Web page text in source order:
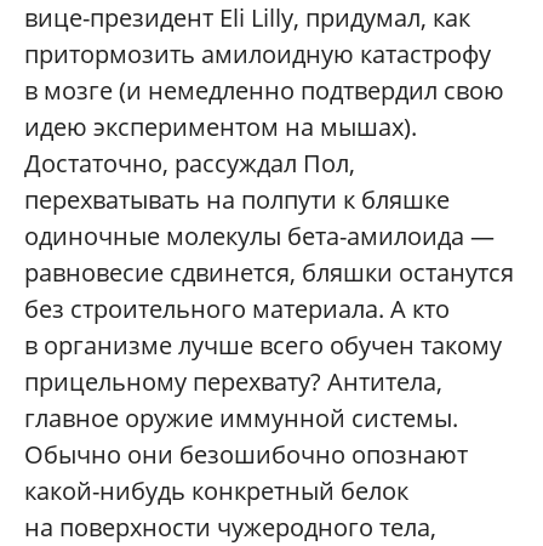
вице-президент Eli Lilly, придумал, как
притормозить амилоидную катастрофу
в мозге (и немедленно подтвердил свою
идею экспериментом на мышах).
Достаточно, рассуждал Пол,
перехватывать на полпути к бляшке
одиночные молекулы бета-амилоида —
равновесие сдвинется, бляшки останутся
без строительного материала. А кто
в организме лучше всего обучен такому
прицельному перехвату? Антитела,
главное оружие иммунной системы.
Обычно они безошибочно опознают
какой-нибудь конкретный белок
на поверхности чужеродного тела,